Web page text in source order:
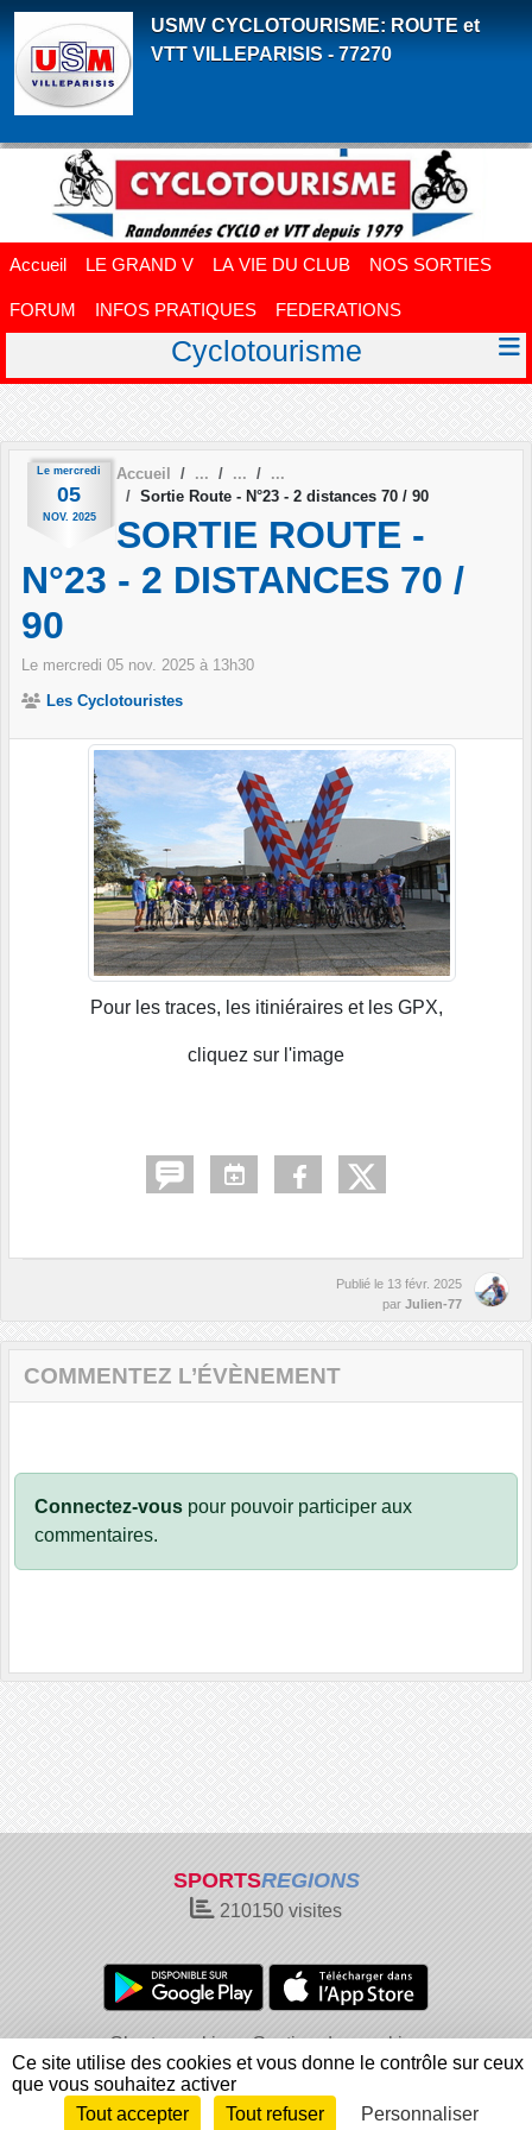
USMV CYCLOTOURISME: ROUTE et
VTT VILLEPARISIS - 77270
Accueil LE GRAND V LA VIE DU CLUB NOS SORTIES
FORUM INFOS PRATIQUES FEDERATIONS
Cyclotourisme
Le mercredi
05
NOV. 2025
Accueil
Sortie Route - N°23 - 2 distances 70 / 90
SORTIE ROUTE -
N°23 - 2 DISTANCES 70 /
90
Le mercredi 05 nov. 2025 à 13h30
Les Cyclotouristes
Pour les traces, les itiniéraires et les GPX,
cliquez sur l'image
Publié le 13 févr. 2025
par Julien-77
COMMENTEZ L’ÉVÈNEMENT
Connectez-vous pour pouvoir participer aux
commentaires.
SPORTSREGIONS
210150 visites
Charte cookies
Gestion des cookies
Informations légales
Signaler un contenu inapproprié
Envie de participer ? Connexion
Panneau de gestion des cookies
Ce site utilise des cookies et vous donne le contrôle sur ceux
que vous souhaitez activer
Tout accepter
Tout refuser Personnaliser